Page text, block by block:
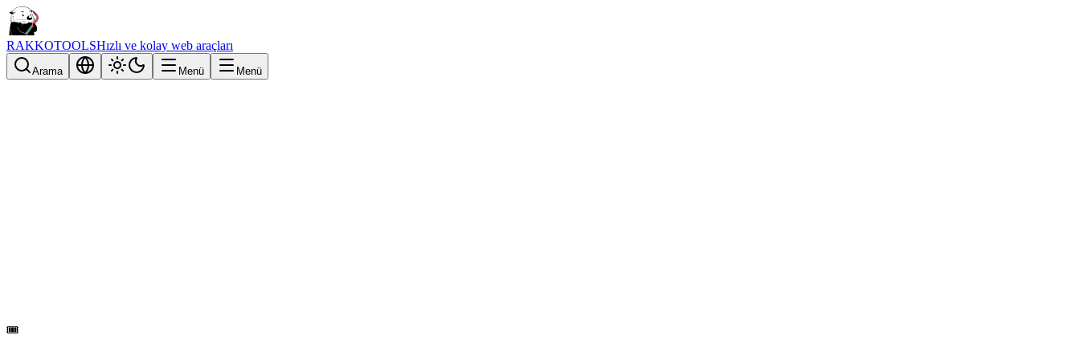
RAKKOTOOLSHızlı ve kolay web araçları
Arama Menü Menü
🎟️